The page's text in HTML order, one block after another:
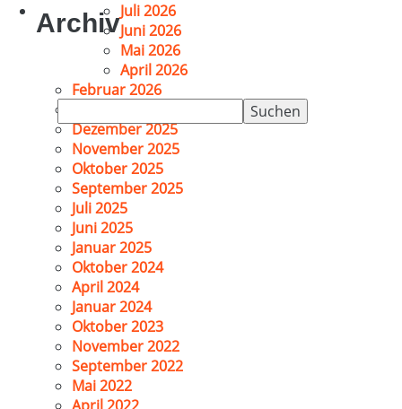
Suchen
nach:
ArchivJuli 2026
Juni 2026
Mai 2026
April 2026
Februar 2026
Dezember 2025
November 2025
Oktober 2025
September 2025
Juli 2025
Juni 2025
Januar 2025
Oktober 2024
April 2024
Januar 2024
Oktober 2023
November 2022
September 2022
Mai 2022